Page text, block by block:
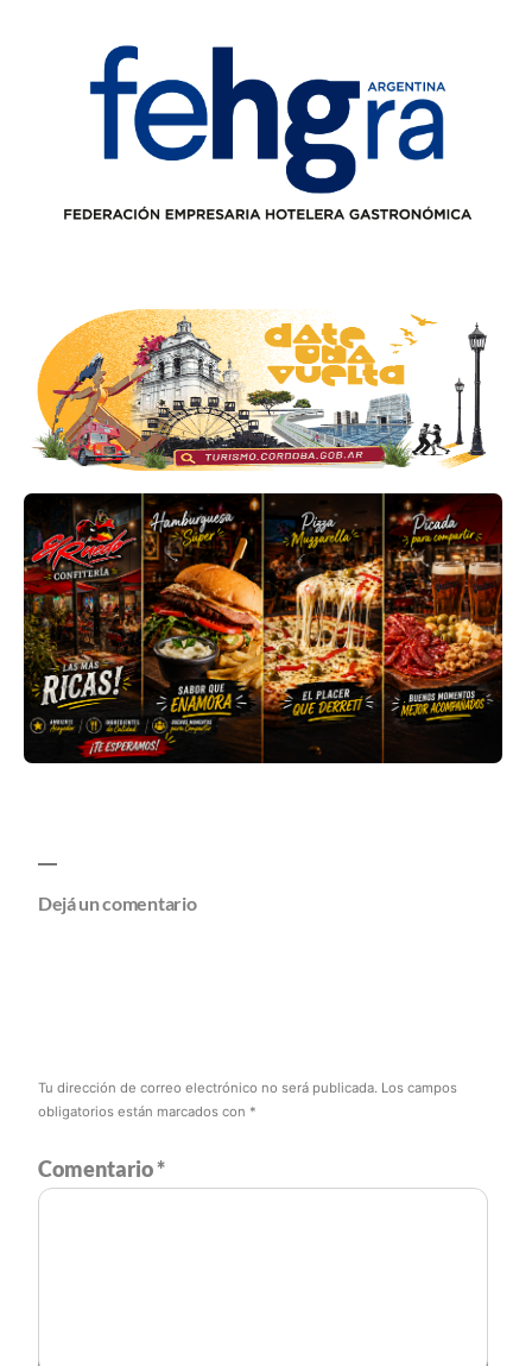
Dejá un comentario
Tu dirección de correo electrónico no será publicada. Los campos
obligatorios están marcados con *
Comentario*